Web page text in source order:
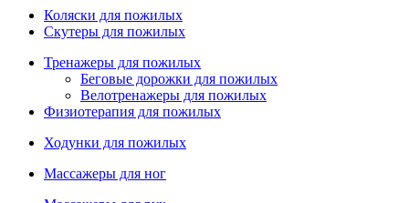
Коляски для пожилых
Скутеры для пожилых
Тренажеры для пожилых
Беговые дорожки для пожилых
Велотренажеры для пожилых
Физиотерапия для пожилых
Ходунки для пожилых
Массажеры для ног